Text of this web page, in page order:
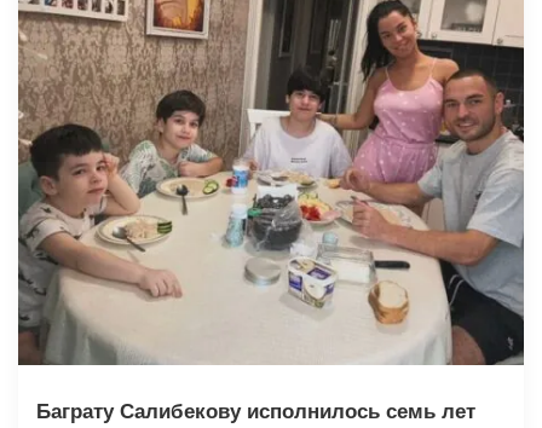
Баграту Салибекову исполнилось семь лет